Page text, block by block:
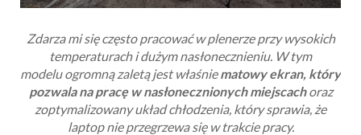
Zdarza mi się często pracować w plenerze przy wysokich
temperaturach i dużym nasłonecznieniu. W tym
modeluogromną zaletą jest właśniematowy ekran, który
pozwala na pracę w nasłonecznionych miejscachoraz
zoptymalizowany układ chłodzenia, który sprawia, że
laptop nie przegrzewa się w trakcie pracy.